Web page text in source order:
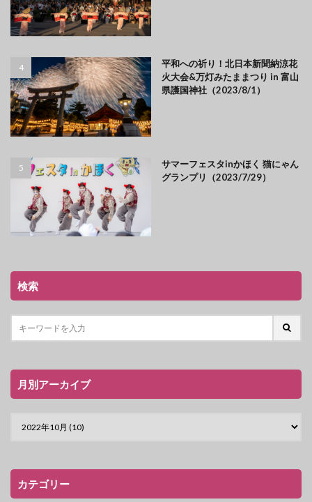
平和への祈り！北日本新聞納涼花
火大会&万灯みたままつり in 富山
県護国神社（2023/8/1）
サマーフェスタinかほく 猫にゃん
グランプリ（2023/7/29）
検索
月別アーカイブ
カテゴリー